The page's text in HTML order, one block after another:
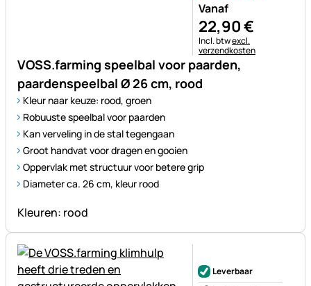
VOSS.farming speelbal voor paarden,
paardenspeelbal Ø 26 cm, rood
Kleur naar keuze: rood, groen
Robuuste speelbal voor paarden
Kan verveling in de stal tegengaan
Groot handvat voor dragen en gooien
Oppervlak met structuur voor betere grip
Diameter ca. 26 cm, kleur rood
Kleuren: rood
Vanaf
22,90€
Belastinginformatie:
Incl. btwexcl.
verzendkosten
Leverbaar